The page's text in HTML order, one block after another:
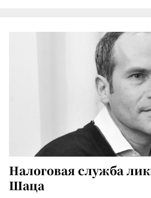
Налоговая служба
Шаца